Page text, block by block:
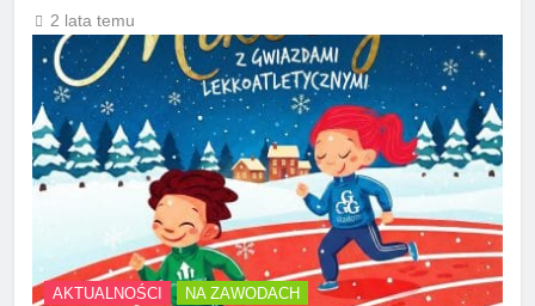
2 lata temu
AKTUALNOŚCI NA ZAWODACH